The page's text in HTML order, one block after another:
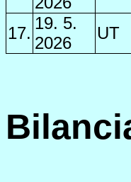
17.
19. 5.
2026
UT